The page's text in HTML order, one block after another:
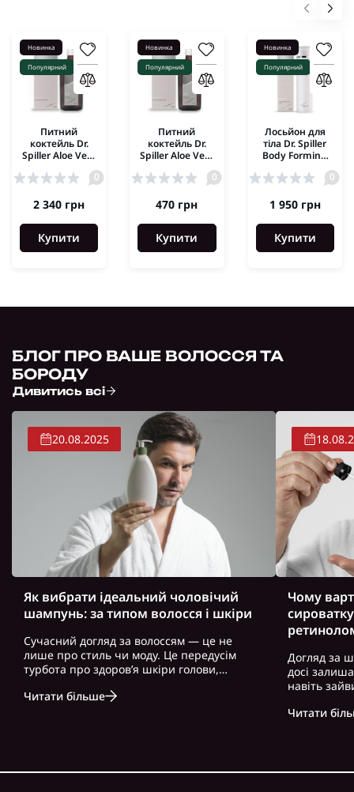
Новинка
Популярний
Питний
коктейль Dr.
Spiller Aloe Vera
500 мл
0
2 340 грн
Купити
Новинка
Популярний
Питний
коктейль Dr.
Spiller Aloe Vera
100 мл
0
470 грн
Купити
Новинка
Популярний
Лосьйон для
тіла Dr. Spiller
Body Forming
0
1 950 грн
Купити
БЛОГ ПРО ВАШЕ ВОЛОССЯ ТА
БОРОДУ
Дивитись всі
20.08.2025
Як вибрати ідеальний чоловічий
шампунь: за типом волосся і шкіри
Сучасний догляд за волоссям — це не
лише про стиль чи моду. Це передусім
турбота про здоров’я шкіри голови,
актуально для чоловіків, які часто
Читати більше
Чому
Догляд за
досі
навіть
косметику.
Читати